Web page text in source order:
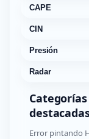
CAPE
CIN
Presión
Radar
Categorías
Error pintando